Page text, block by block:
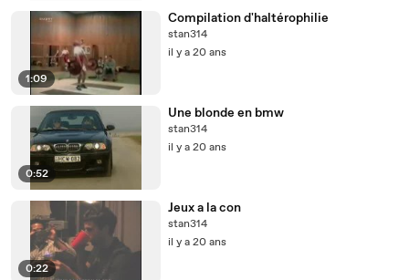
1:09
Compilation d'haltérophilie
stan314
il y a 20 ans
0:52
Une blonde en bmw
stan314
il y a 20 ans
0:22
Jeux a la con
stan314
il y a 20 ans